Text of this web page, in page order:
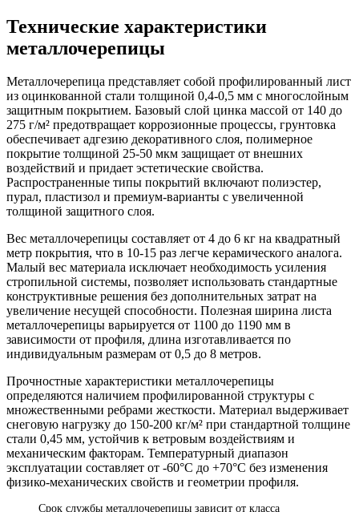
Технические характеристики
металлочерепицы
Металлочерепица представляет собой профилированный лист
из оцинкованной стали толщиной 0,4-0,5 мм с многослойным
защитным покрытием. Базовый слой цинка массой от 140 до
275 г/м² предотвращает коррозионные процессы, грунтовка
обеспечивает адгезию декоративного слоя, полимерное
покрытие толщиной 25-50 мкм защищает от внешних
воздействий и придает эстетические свойства.
Распространенные типы покрытий включают полиэстер,
пурал, пластизол и премиум-варианты с увеличенной
толщиной защитного слоя.
Вес металлочерепицы составляет от 4 до 6 кг на квадратный
метр покрытия, что в 10-15 раз легче керамического аналога.
Малый вес материала исключает необходимость усиления
стропильной системы, позволяет использовать стандартные
конструктивные решения без дополнительных затрат на
увеличение несущей способности. Полезная ширина листа
металлочерепицы варьируется от 1100 до 1190 мм в
зависимости от профиля, длина изготавливается по
индивидуальным размерам от 0,5 до 8 метров.
Прочностные характеристики металлочерепицы
определяются наличием профилированной структуры с
множественными ребрами жесткости. Материал выдерживает
снеговую нагрузку до 150-200 кг/м² при стандартной толщине
стали 0,45 мм, устойчив к ветровым воздействиям и
механическим факторам. Температурный диапазон
эксплуатации составляет от -60°С до +70°С без изменения
физико-механических свойств и геометрии профиля.
Срок службы металлочерепицы зависит от класса